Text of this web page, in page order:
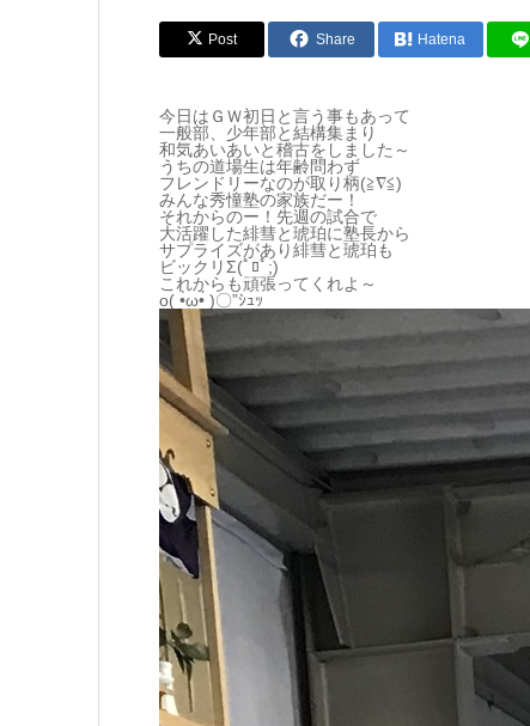
Post Share Hatena
今日はＧＷ初日と言う事もあって
一般部、少年部と結構集まり
和気あいあいと稽古をしました～
うちの道場生は年齢問わず
フレンドリーなのが取り柄(≧∇≦)
みんな秀憧塾の家族だー！
それからのー！先週の試合で
大活躍した緋彗と琥珀に塾長から
サプライズがあり緋彗と琥珀も
ビックリΣ(ﾟﾛﾟ;)
これからも頑張ってくれよ～
o( •̀ω•́ )〇”ｼｭｯ